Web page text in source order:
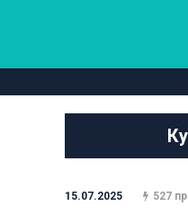
15.07.2025 527